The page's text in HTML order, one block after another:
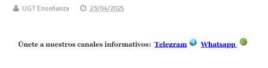
UGT Enseñanza 23/04/2025